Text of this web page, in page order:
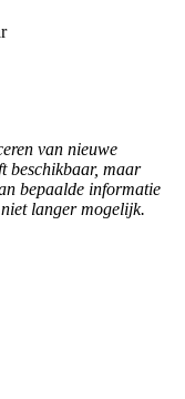
van nieuwe
beschikbaar, maar
bepaalde informatie
langer mogelijk.